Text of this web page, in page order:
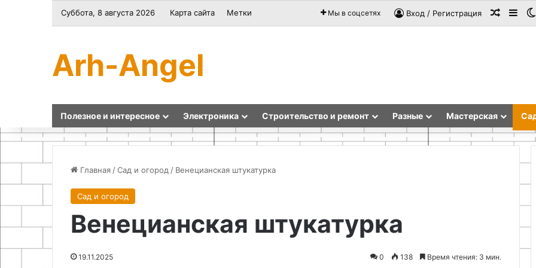
Суббота, 8 августа 2026 Карта сайта Метки Мы в соцсетях Вход / Регистрация
Arh-Angel
Полезное и интересное Электроника Строительство и ремонт Разные Мастерская
Главная /Сад и огород / Венецианская штукатурка
Сад и огород
Венецианская штукатурка
19.11.2025 0 138 Время чтения: 3 мин.
работы
и
сделать
простую
из